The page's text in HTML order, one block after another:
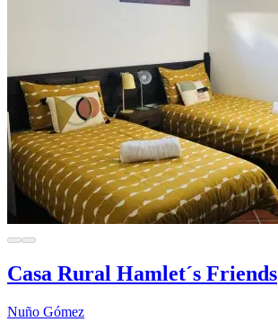
Casa Rural Hamlet´s Friends
Nuño Gómez